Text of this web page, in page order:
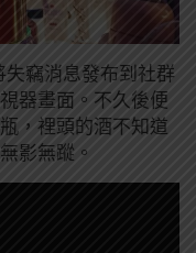
竊消息發布到社群
器畫面。不久後便
，裡頭的酒不知道
影無蹤。